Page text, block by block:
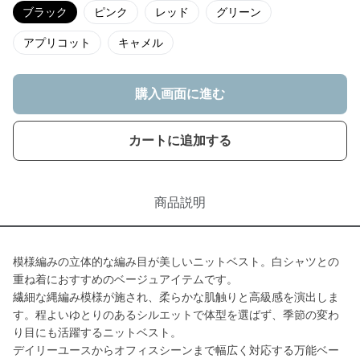
ブラック ピンク レッド グリーン
アプリコット キャメル
購入画面に進む
カートに追加する
商品説明
模様編みの立体的な編み目が美しいニットベスト。白シャツとの
重ね着におすすめのベージュアイテムです。
繊細な縄編み模様が施され、柔らかな肌触りと高級感を演出しま
す。程よいゆとりのあるシルエットで体型を選ばず、季節の変わ
り目にも活躍するニットベスト。
デイリーユースからオフィスシーンまで幅広く対応する万能ベー